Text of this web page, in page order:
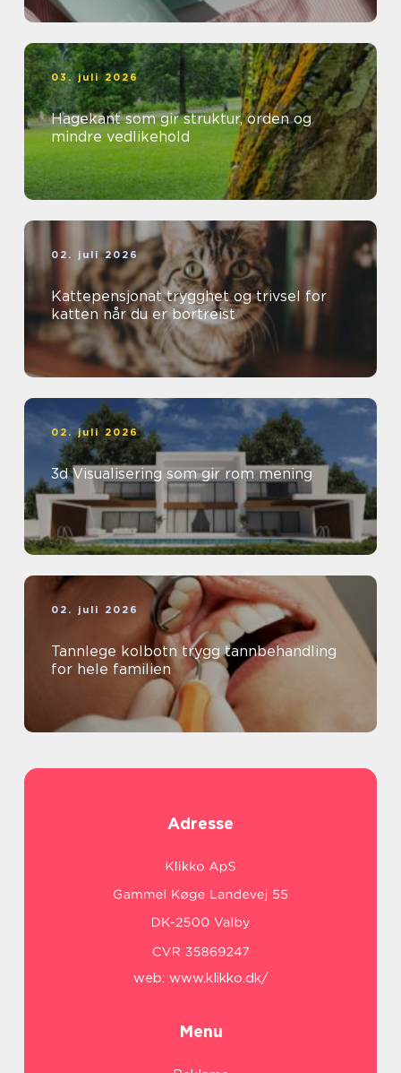
03. juli 2026
Hagekant som gir struktur, orden og
mindre vedlikehold
02. juli 2026
Kattepensjonat trygghet og trivsel for
katten når du er bortreist
02. juli 2026
3d Visualisering som gir rom mening
02. juli 2026
Tannlege kolbotn trygg tannbehandling
for hele familien
Adresse
web: www.klikko.dk/
Menu